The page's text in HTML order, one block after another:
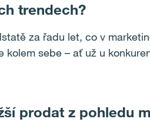
trendech?
za řadu let, co v
sebe – ať už u
prodat z pohledu